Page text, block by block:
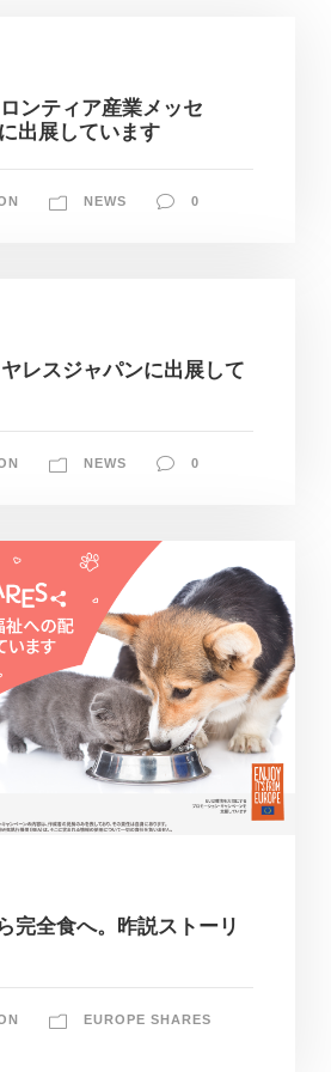
ンティア産業メッセ
出展しています
NEWS 0
レスジャパンに出展して
NEWS 0
完全食へ。昨説ストーリ
EUROPE SHARES